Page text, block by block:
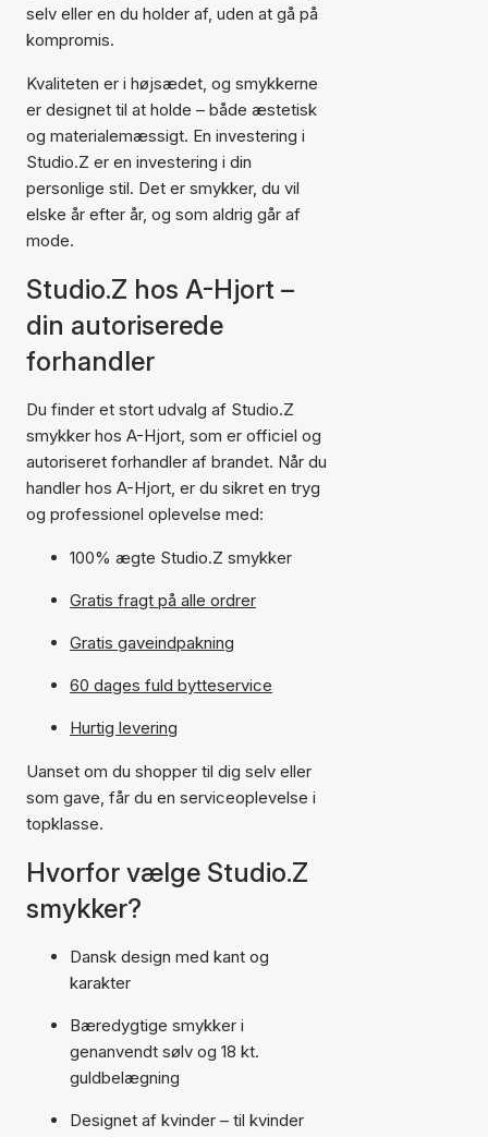
selv eller en du holder af, uden at gå på
kompromis.
Kvaliteten er i højsædet, og smykkerne
er designet til at holde – både æstetisk
og materialemæssigt. En investering i
Studio.Z er en investering i din
personlige stil. Det er smykker, du vil
elske år efter år, og som aldrig går af
mode.
Studio.Z hos A-Hjort –
din autoriserede
forhandler
Du finder et stort udvalg af Studio.Z
smykker hos A-Hjort, som er officiel og
autoriseret forhandler af brandet. Når du
handler hos A-Hjort, er du sikret en tryg
og professionel oplevelse med:
100% ægte Studio.Z smykker
Gratis fragt på alle ordrer
Gratis gaveindpakning
60 dages fuld bytteservice
Hurtig levering
Uanset om du shopper til dig selv eller
som gave, får du en serviceoplevelse i
topklasse.
Hvorfor vælge Studio.Z
smykker?
Dansk design med kant og
karakter
Bæredygtige smykker i
genanvendt sølv og 18 kt.
guldbelægning
Designet af kvinder – til kvinder